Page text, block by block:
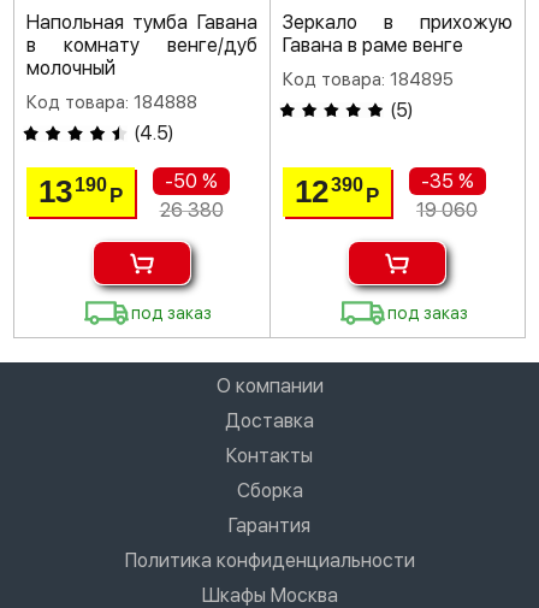
Напольная тумба Гавана
в комнату венге/дуб
молочный
Код товара: 184888
(4.5)
13190Р
-50 %
26 380
под заказ
Зеркало в прихожую
Гавана в раме венге
Код товара: 184895
(5)
12390 Р
-35 %
19 060
под заказ
О компании
Доставка
Контакты
Сборка
Гарантия
Политика конфиденциальности
Шкафы Москва